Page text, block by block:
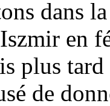
dans
Iszmir en
plus tard
de